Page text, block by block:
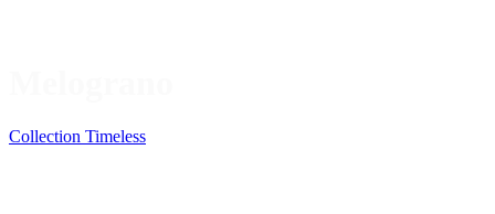
Collection Timeless